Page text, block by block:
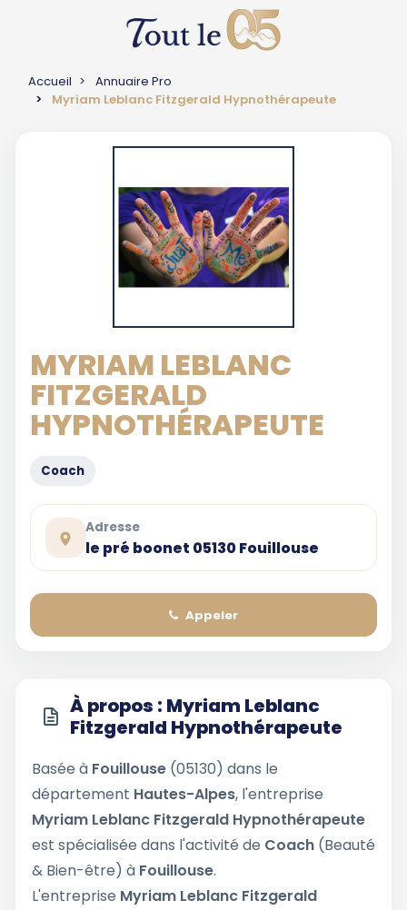
Accueil
Annuaire Pro
Myriam Leblanc Fitzgerald Hypnothérapeute
MYRIAM LEBLANC
FITZGERALD
HYPNOTHÉRAPEUTE
Coach
Adresse
le pré boonet 05130 Fouillouse
Appeler
À propos : Myriam Leblanc
Fitzgerald Hypnothérapeute
Basée à Fouillouse (05130) dans le
département Hautes-Alpes, l'entreprise
Myriam Leblanc Fitzgerald Hypnothérapeute
est spécialisée dans l'activité de Coach (Beauté
& Bien-être) à Fouillouse.
L'entreprise Myriam Leblanc Fitzgerald